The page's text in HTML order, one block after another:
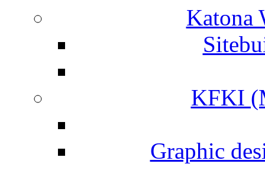
Katona
KFKI
Graphic